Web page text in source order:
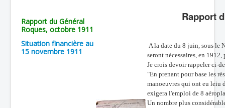
Avions
Personnels
Rapport du Général
Roques, octobre 1911
Situation financière au
15 novembre 1911
Rapport
A la date du 8 juin, sous le
seront nécessaires, en
Je crois devoir rappeler ci-
"En prenant pour base les
manoeuvres qui ont eu leiu
exigera l'emploi de 8
Un nombre plus